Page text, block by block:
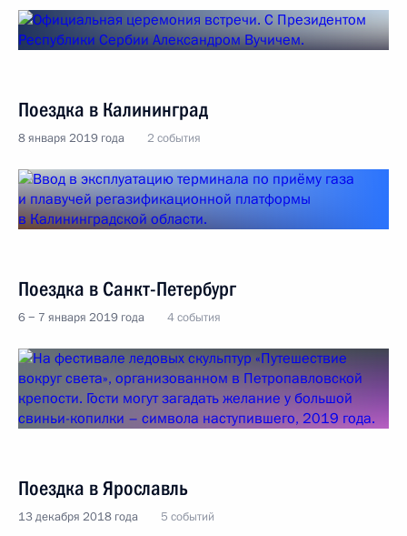
Поездка в Калининград
8 января 2019 года 2 события
Поездка в Санкт-Петербург
6 − 7 января 2019 года 4 события
Поездка в Ярославль
13 декабря 2018 года 5 событий